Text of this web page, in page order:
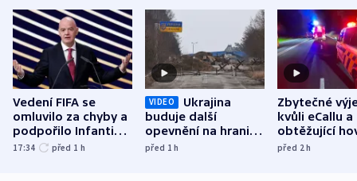
Vedení FIFA se
omluvilo za chyby a
podpořilo Infantina.
UEFA trvá na
17:34 před 1 h
VIDEO
Ukrajina
buduje další
opevnění na hranici
s Běloruskem
před 1h
Zbytečné
kvůli eCallu a
obtěžující
zdržují
před 2h